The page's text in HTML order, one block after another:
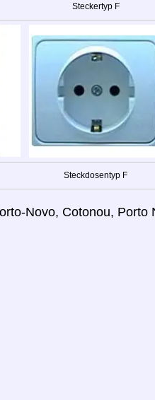
Steckertyp F
Steckdosentyp F
Novo, Cotonou, Porto